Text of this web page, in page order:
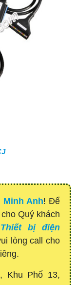
Anh! Để
Quý khách
Thiết bị điện
lòng call cho
Khu Phố 13,